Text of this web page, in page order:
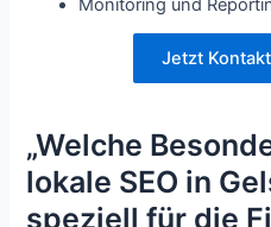
Monitoring und
Jetzt
„Welche
lokale SEO in
speziell für die